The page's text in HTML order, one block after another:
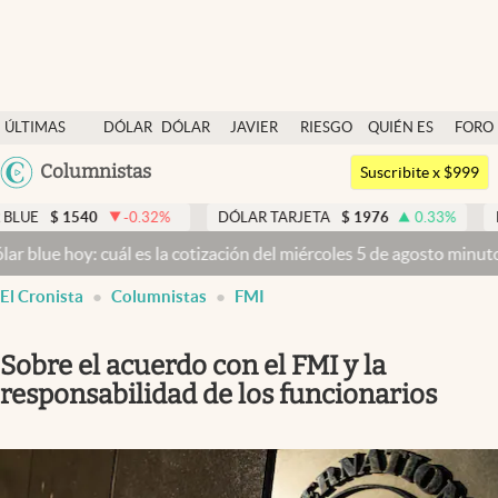
ÚLTIMAS
NOTICIAS
DÓLAR
DÓLAR
JAVIER
RIESGO
QUIÉN ES
QUIÉN
FORO
Argentina
México
Columnistas
Dólar
Members
Economía y Política
Finanzas y Mercados
Mercados Online
Columnistas
Suscribite x $999
-0.32% DÓLAR TARJETA $ 1976 0.33% DÓLAR
cuál es la cotización del miércoles 5 de agosto minuto a minuto
El Cronista Columnistas FMI
Sobre el acuerdo con el FMI y la
responsabilidad de los funcionarios